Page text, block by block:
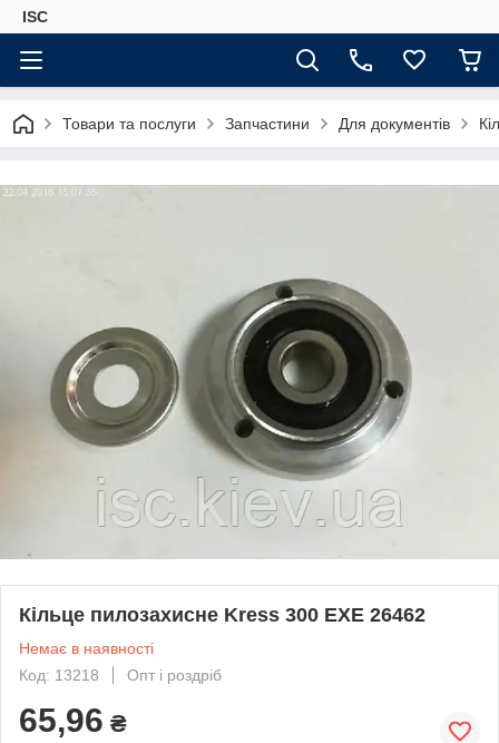
ISC
Товари та послуги Запчастини Для документів
Кільце пилозахисне Kress 300 EXE 26462
Немає в наявності
Код: 13218
Опт і роздріб
65,96 ₴